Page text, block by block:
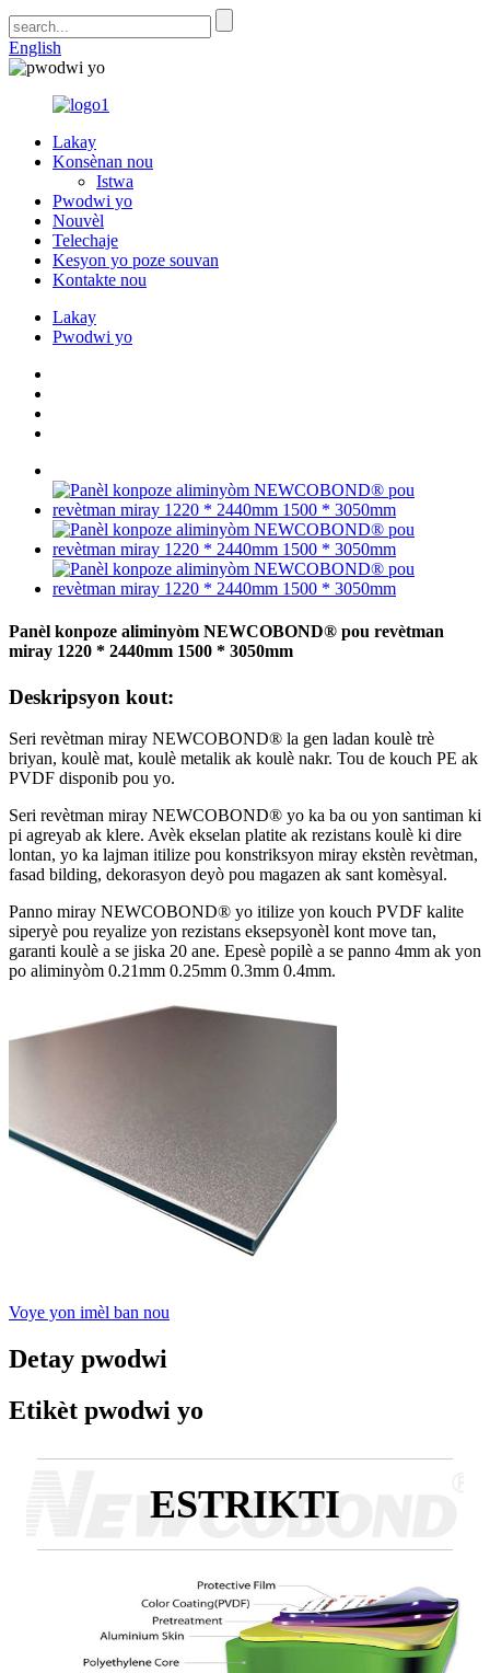
English
Lakay
Konsènan nou
Istwa
Pwodwi yo
Nouvèl
Telechaje
Kesyon yo poze souvan
Kontakte nou
Lakay
Pwodwi yo
Panèl konpoze aliminyòm NEWCOBOND® pou revètman
miray 1220 * 2440mm 1500 * 3050mm
Deskripsyon kout:
Seri revètman miray NEWCOBOND® la gen ladan koulè trè
briyan, koulè mat, koulè metalik ak koulè nakr. Tou de kouch PE ak
PVDF disponib pou yo.
Seri revètman miray NEWCOBOND® yo ka ba ou yon santiman ki
pi agreyab ak klere. Avèk ekselan platite ak rezistans koulè ki dire
lontan, yo ka lajman itilize pou konstriksyon miray ekstèn revètman,
fasad bilding, dekorasyon deyò pou magazen ak sant komèsyal.
Panno miray NEWCOBOND® yo itilize yon kouch PVDF kalite
siperyè pou reyalize yon rezistans eksepsyonèl kont move tan,
garanti koulè a se jiska 20 ane. Epesè popilè a se panno 4mm ak yon
po aliminyòm 0.21mm 0.25mm 0.3mm 0.4mm.
Voye yon imèl ban nou
Detay pwodwi
Etikèt pwodwi yo
ESTRIKTI